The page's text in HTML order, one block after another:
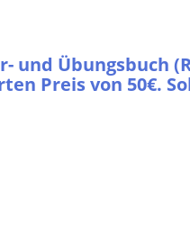
und Übungsbuch
Preis von 50€.